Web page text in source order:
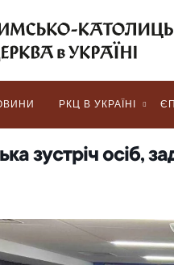
РКЦ В УКРАЇНІ
зустріч осіб,